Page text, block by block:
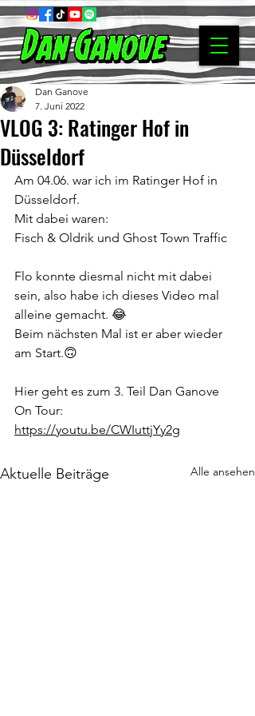
VLOG 3: Ratinger Hof in
Düsseldorf
Dan Ganove
7. Juni 2022
Am 04.06. war ich im Ratinger Hof in
Düsseldorf.
Mit dabei waren:
Fisch & Oldrik und Ghost Town Traffic
Flo konnte diesmal nicht mit dabei
sein, also habe ich dieses Video mal
alleine gemacht. 😂
Beim nächsten Mal ist er aber wieder
am Start.🙃
Hier geht es zum 3. Teil Dan Ganove
On Tour:
https://youtu.be/CWIuttjYy2g
Aktuelle Beiträge Alle ansehen